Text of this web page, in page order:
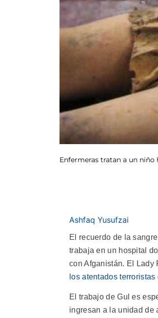
Enfermeras tratan a un niño
Ashfaq Yusufzai
El recuerdo de la
trabaja en un hospital
con Afganistán. El Lady
los atentados terroristas
El trabajo de Gul es
ingresan a la unidad de